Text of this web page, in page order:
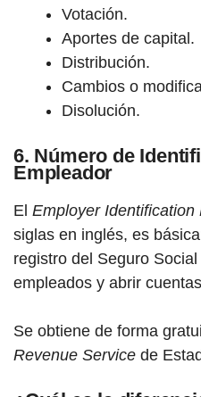
Votación.
Aportes de capital.
Distribución.
Cambios o
Disolución.
6. Número de
Empleador
El Employer Identification
siglas en inglés, es
registro del Seguro
empleados y abrir
Se obtiene de forma
Revenue Service de